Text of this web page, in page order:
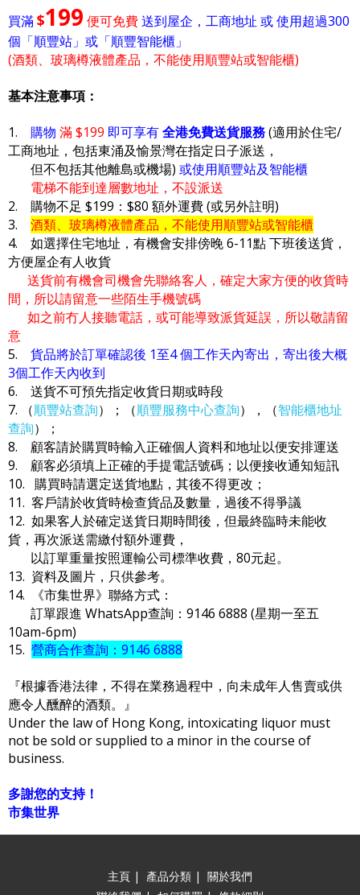
買滿$199 便可免費送到屋企，工商地址 或 使用超過300
個「順豐站」或「順豐智能櫃」
(酒類、玻璃樽液體產品，不能使用順豐站或智能櫃)
基本注意事項：
1. 購物 滿 $199 即可享有全港免費送貨服務(適用於住宅/
工商地址，包括東涌及愉景灣在指定日子派送，
但不包括其他離島或機場) 或使用順豐站及智能櫃
電梯不能到達層數地址，不設派送
2. 購物不足 $199：$80 額外運費 (或另外註明)
3. 酒類、玻璃樽液體產品，不能使用順豐站或智能櫃
4. 如選擇住宅地址，有機會安排傍晚 6-11點 下班後送貨，
方便屋企有人收貨
送貨前有機會司機會先聯絡客人，確定大家方便的收貨時
間，所以請留意一些陌生手機號碼
如之前冇人接聽電話，或可能導致派貨延誤，所以敬請留
意
5. 貨品將於訂單確認後 1至4 個工作天內寄出，寄出後大概
3個工作天內收到
6. 送貨不可預先指定收貨日期或時段
7. （順豐站查詢）；（順豐服務中心查詢），（智能櫃地址
查詢）；
8. 顧客請於購買時輸入正確個人資料和地址以便安排運送
9. 顧客必須填上正確的手提電話號碼；以便接收通知短訊
10. 購買時請選定送貨地點，其後不得更改；
11. 客戶請於收貨時檢查貨品及數量，過後不得爭議
12. 如果客人於確定送貨日期時間後，但最終臨時未能收
貨，再次派送需繳付額外運費，
以訂單重量按照運輸公司標準收費，80元起。
13. 資料及圖片，只供參考。
14. 《市集世界》聯絡方式：
訂單跟進 WhatsApp查詢：9146 6888 (星期一至五
10am-6pm)
15. 營商合作查詢：9146 6888
『根據香港法律，不得在業務過程中，向未成年人售賣或供
應令人醺醉的酒類。』
Under the law of Hong Kong, intoxicating liquor must
not be sold or supplied to a minor in the course of
business.
多謝您的支持！
市集世界
主頁 | 產品分類 | 關於我們